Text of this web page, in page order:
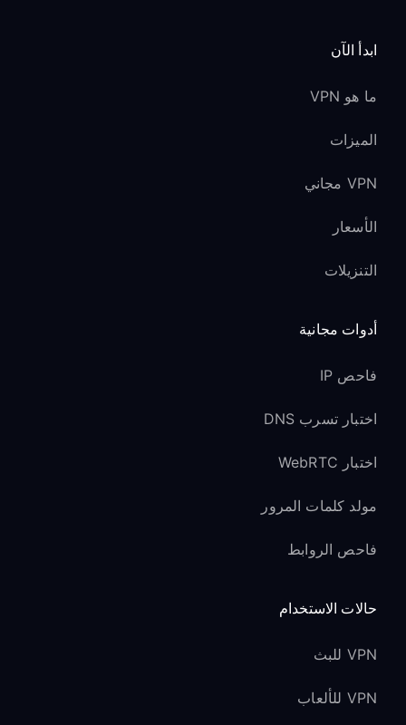
ابدأ الآن
ما هو VPN
الميزات
VPN مجاني
الأسعار
التنزيلات
أدوات مجانية
فاحص IP
اختبار تسرب DNS
اختبار WebRTC
مولد كلمات المرور
فاحص الروابط
حالات الاستخدام
VPN للبث
VPN للألعاب